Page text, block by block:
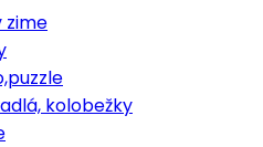
zime
kolobežky